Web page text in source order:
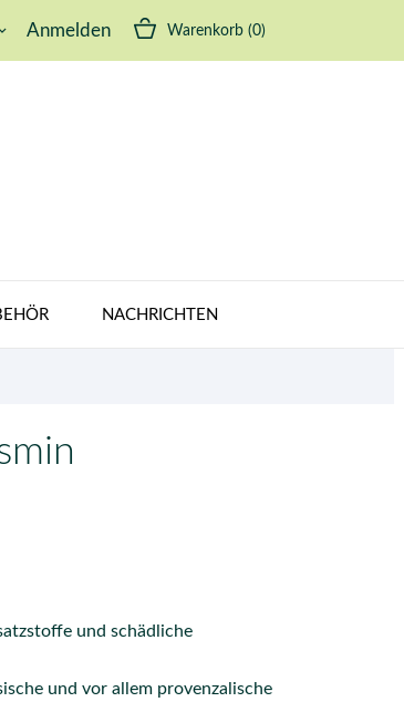
Anmelden Warenkorb (0)
NACHRICHTEN
und schädliche
und vor allem provenzalische